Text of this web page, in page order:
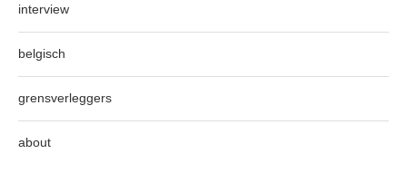
interview
belgisch
grensverleggers
about